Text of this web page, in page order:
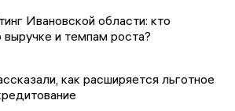
Ивановской области: кто
выручке и темпам роста?
как расширяется льготное